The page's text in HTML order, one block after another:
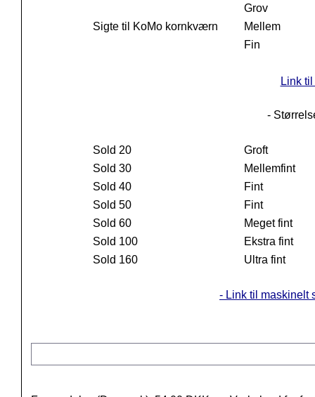
Sigte til KoMo kornkværn
Grov
Mellem
Fin
Link
-
Sold 20
Groft
Sold 30
Mellemfint
Sold 40
Fint
Sold 50
Fint
Sold 60
Meget fint
Sold 100
Ekstra fint
Sold 160
Ultra fint
- Link til maskinelt